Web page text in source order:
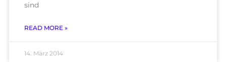
sind
READ MORE »
14. März 2014